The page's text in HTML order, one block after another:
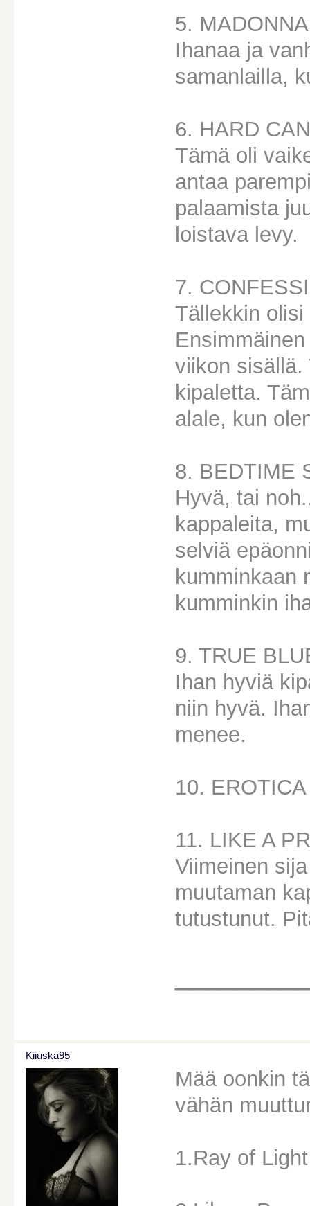
5. MADONNA
Ihanaa ja
samanlailla,
6. HARD
Tämä oli
antaa
palaamista
loistava levy.
7.
Tällekkin
viikon sisällä.
kipaletta.
alale, kun
8. BEDTIME
Hyvä, tai
kappaleita,
selviä
kumminkaan
kumminkin
9. TRUE
Ihan hyviä
niin hyvä.
menee.
10. EROTICA
11. LIKE A
Viimeinen
muutaman
tutustunut.
Kiiuska95
Mää oonkin
vähän
1.Ray of Light